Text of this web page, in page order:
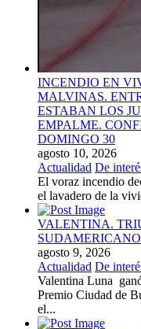
INCENDIO EN
MALVINAS.
ESTABAN LOS
EMPALME.
DOMINGO 30
agosto 10, 2026
Actualidad De
El voraz incendio
el lavadero de la
VALENTINA.
agosto 9, 2026
Actualidad De
Valentina Luna
Premio Ciudad de
el...